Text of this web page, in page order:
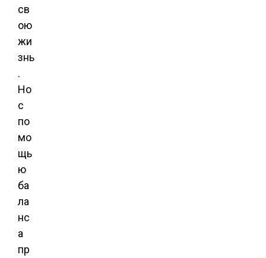
св
ою
жи
знь
.
Но
с
по
мо
щь
ю
ба
ла
нс
а
пр